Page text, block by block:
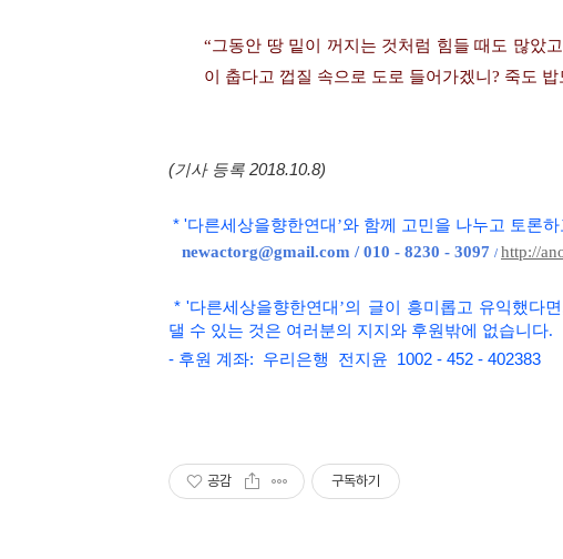
“그동안 땅 밑이 꺼지는 것처럼 힘들 때도 많았
이 춥다고 껍질 속으로 도로 들어가겠니 ? 죽도 밥
(기사 등록 2018.10.8)
* '다른세상을향한연대 ’와 함께 고민을 나누고 토론
newactorg@gmail.com / 010 - 8230 - 3097 / http://
*'다른세상을향한연대 ’의 글이 흥미롭고 유익했다
댈 수 있는 것은 여러분의 지지와 후원밖에 없습니다.
- 후원 계좌: 우리은행 전지윤 1002 - 452 - 402383
공감 구독하기